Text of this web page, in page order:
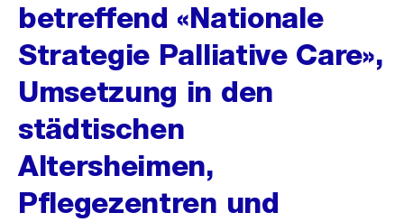
betreffend «Nationale
Strategie Palliative Care»,
Umsetzung in den
städtischen
Altersheimen,
Pflegezentren und